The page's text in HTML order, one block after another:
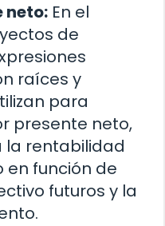
neto: En el
de
raíces y
para
presente neto,
la rentabilidad
en función de
futuros y la